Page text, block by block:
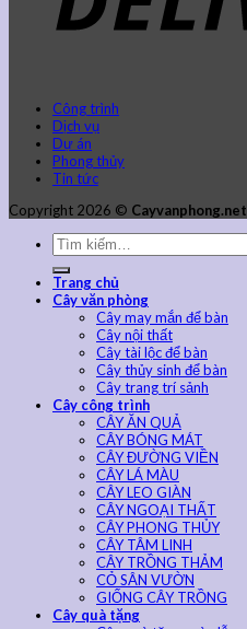
Công trình
Dịch vụ
Dự án
Phong thủy
Tin tức
Copyright 2026 © Cayvanphong.net
Trang chủ
Cây văn phòng
Cây may mắn để bàn
Cây nội thất
Cây tài lộc để bàn
Cây thủy sinh để bàn
Cây trang trí sảnh
Cây công trình
CÂY ĂN QUẢ
CÂY BÓNG MÁT
CÂY ĐƯỜNG VIỀN
CÂY LÁ MÀU
CÂY LEO GIÀN
CÂY NGOẠI THẤT
CÂY PHONG THỦY
CÂY TÂM LINH
CÂY TRỒNG THẢM
CỎ SÂN VƯỜN
GIỐNG CÂY TRỒNG
Cây quà tặng